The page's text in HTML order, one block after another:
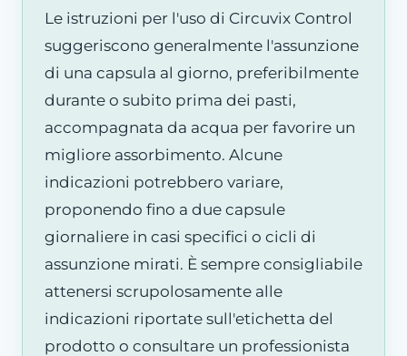
Le istruzioni per l'uso di Circuvix Control
suggeriscono generalmente l'assunzione
di una capsula al giorno, preferibilmente
durante o subito prima dei pasti,
accompagnata da acqua per favorire un
migliore assorbimento. Alcune
indicazioni potrebbero variare,
proponendo fino a due capsule
giornaliere in casi specifici o cicli di
assunzione mirati. È sempre consigliabile
attenersi scrupolosamente alle
indicazioni riportate sull'etichetta del
prodotto o consultare un professionista